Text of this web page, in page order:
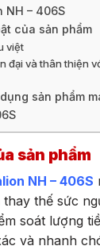
NH – 406S
của sản phẩm
việt
đại và thân thiện
sản phẩm
sản phẩm
NH – 406S
thế sức
soát lượng
và nhanh